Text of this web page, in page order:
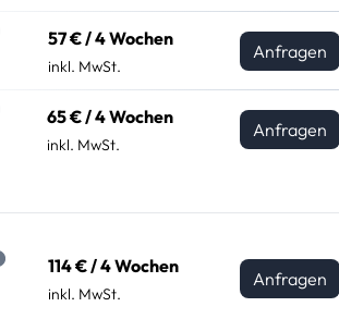
57 € / 4 Wochen
inkl. MwSt.
Anfragen
65 € / 4 Wochen
inkl. MwSt.
Anfragen
114 € / 4 Wochen
inkl. MwSt.
Anfragen